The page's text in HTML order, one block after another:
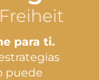
para ti.
puede